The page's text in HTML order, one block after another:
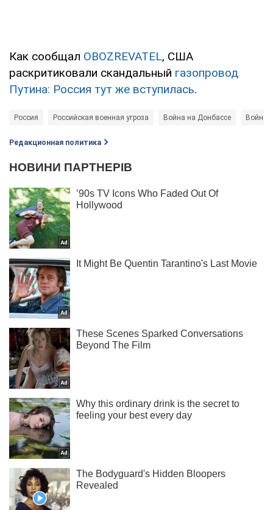
Как сообщал OBOZREVATEL, США
раскритиковали скандальный газопровод
Путина: Россия тут же вступилась.
Россия Российская военная угроза Война на Донбассе Война
Редакционная политика